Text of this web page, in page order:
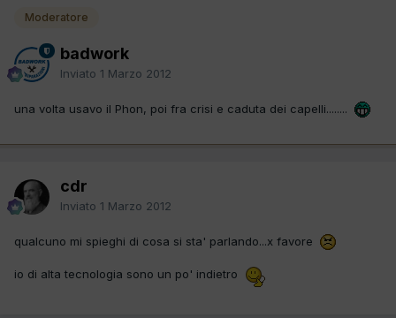
Moderatore
badwork
Inviato 1 Marzo 2012
una volta usavo il Phon, poi fra crisi e caduta dei capelli........
cdr
Inviato 1 Marzo 2012
qualcuno mi spieghi di cosa si sta' parlando...x favore
io di alta tecnologia sono un po' indietro